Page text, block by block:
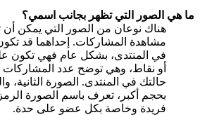
ما هي الصور التي تظهر بجانب اسمي؟
هناك نوعان من الصور التي يمكن
مشاهدة المشاركات. إحداهما قد
في المنتدى، بشكل عام فهي تكون
أو نقاط، وهي توضح عدد المشاركات
حالتك في المنتدى. الصورة الثانية،
بحجم أكبر، تعرف باسم الصورة
فريدة وخاصة بكل عضو على حدة.